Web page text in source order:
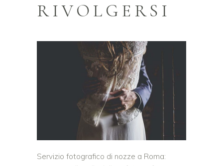
RIVOLGERSI
Servizio fotografico di nozze a Roma: